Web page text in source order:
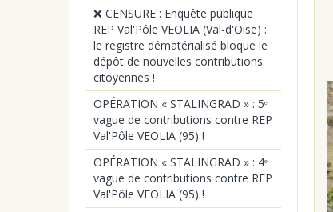
❌ CENSURE : Enquête publique
REP Val'Pôle VEOLIA (Val-d'Oise) :
le registre dématérialisé bloque le
dépôt de nouvelles contributions
citoyennes !
OPÉRATION « STALINGRAD » : 5ᵉ
vague de contributions contre REP
Val'Pôle VEOLIA (95) !
OPÉRATION « STALINGRAD » : 4ᵉ
vague de contributions contre REP
Val'Pôle VEOLIA (95) !